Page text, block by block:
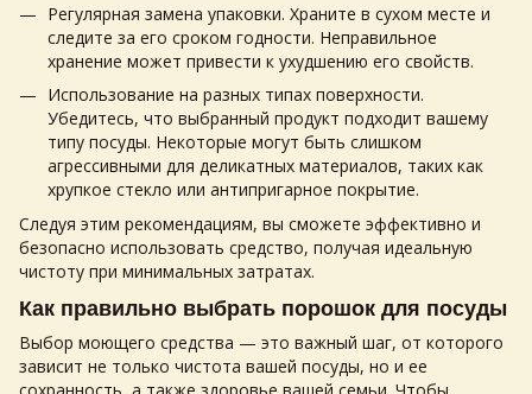
Регулярная замена упаковки. Храните в сухом месте и
следите за его сроком годности. Неправильное
хранение может привести к ухудшению его свойств.
Использование на разных типах поверхности.
Убедитесь, что выбранный продукт подходит вашему
типу посуды. Некоторые могут быть слишком
агрессивными для деликатных материалов, таких как
хрупкое стекло или антипригарное покрытие.
Следуя этим рекомендациям, вы сможете эффективно и
безопасно использовать средство, получая идеальную
чистоту при минимальных затратах.
Как правильно выбрать порошок для посуды
Выбор моющего средства — это важный шаг, от которого
зависит не только чистота вашей посуды, но и ее